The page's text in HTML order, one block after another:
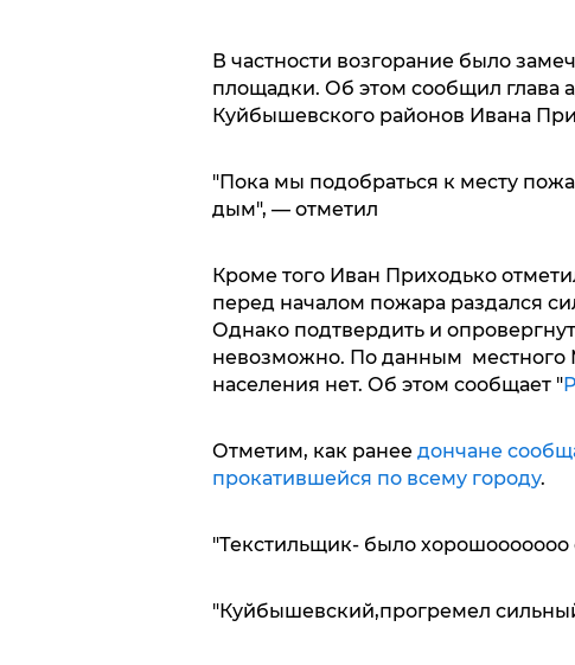
В частности возгорание было
площадки. Об этом сообщил глава
Куйбышевского районов Ивана
"Пока мы подобраться к месту
дым", — отметил
Кроме того Иван Приходько
перед началом пожара раздался
Однако подтвердить и
невозможно. По данным местного
населения нет. Об этом сообщает "
Отметим, как ранее дончане
прокатившейся по всему городу.
"Текстильщик- было хорошооооооо
"Куйбышевский,прогремел